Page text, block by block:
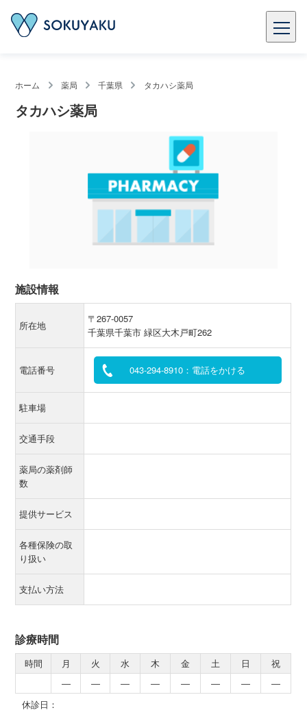
ホーム 薬局 千葉県 タカハシ薬局
タカハシ薬局
施設情報
所在地
〒267-0057
千葉県千葉市 緑区大木戸町262
電話番号 043-294-8910：電話をかける
駐車場
交通手段
薬局の薬剤師
数
提供サービス
各種保険の取
り扱い
支払い方法
診療時間
時間 月 火 水 木 金 土 日
祝
―
― ― ― ― ― ―
―
休診日：